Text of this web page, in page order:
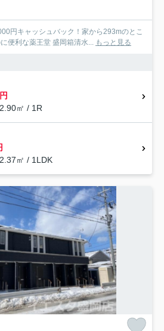
円キャッシュバック！家から293mのとこ
便利な薬王堂 盛岡箱清水... もっと見る
㎡ / 1R
㎡ / 1LDK